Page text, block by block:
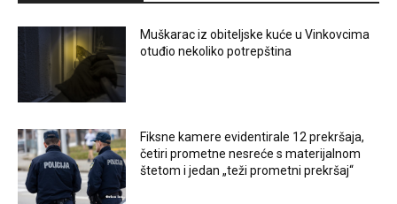
Muškarac iz obiteljske kuće u Vinkovcima
otuđio nekoliko potrepština
Fiksne kamere evidentirale 12 prekršaja,
četiri prometne nesreće s materijalnom
štetom i jedan „teži prometni prekršaj“